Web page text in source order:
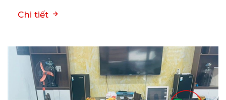
Chi tiết